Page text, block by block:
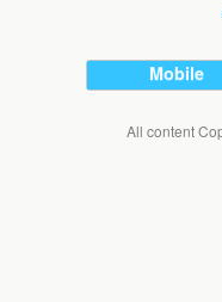
Mobile
All content